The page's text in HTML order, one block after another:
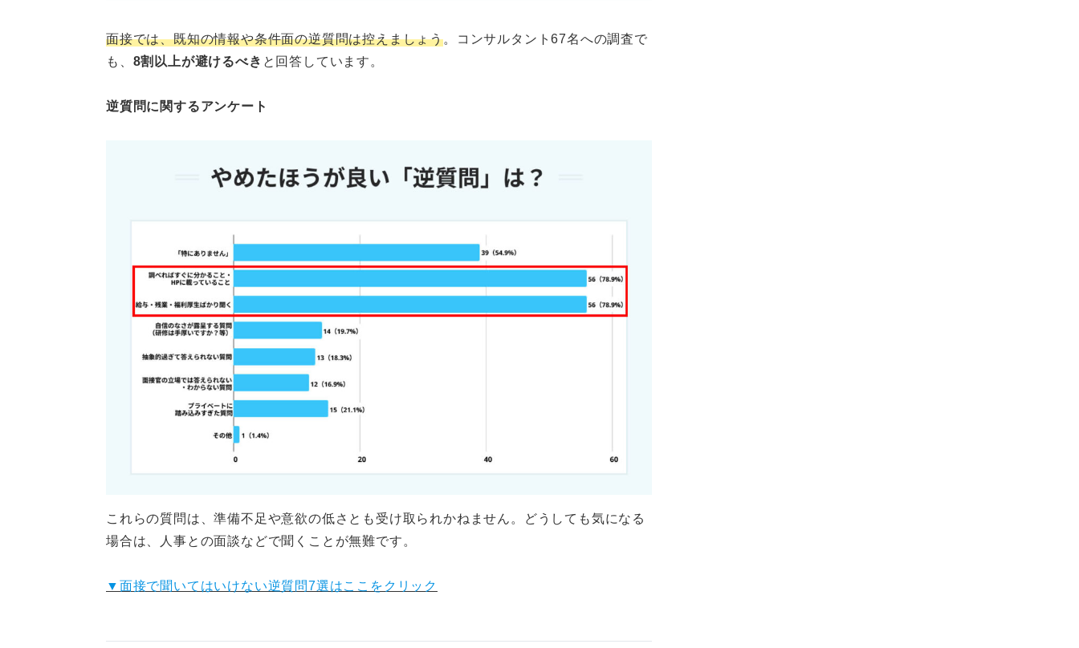
逆質問はアピールのチャンス！ コツを押さえて好印象につなげよう
面接では、既知の情報や条件面の逆質問は控えましょう。コンサルタント67名への調査で
も、 8割以上が避けるべき と回答しています。
逆質問に関するアンケート
これらの質問は、準備不足や意欲の低さとも受け取られかねません。どうしても気になる
場合は、人事との面談などで聞くことが無難です。
▼面接で聞いてはいけない逆質問7選はここをクリック